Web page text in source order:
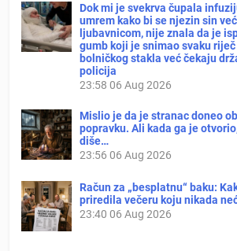
Dok mi je svekrva čupala
umrem kako bi se njezin sin
ljubavnicom, nije znala da je
gumb koji je snimao svaku
bolničkog stakla već čekaju
policija
23:58 06 Aug 2026
Mislio je da je stranac doneo
popravku. Ali kada ga je
diše…
23:56 06 Aug 2026
Račun za „besplatnu“ baku:
priredila večeru koju nikada
23:40 06 Aug 2026